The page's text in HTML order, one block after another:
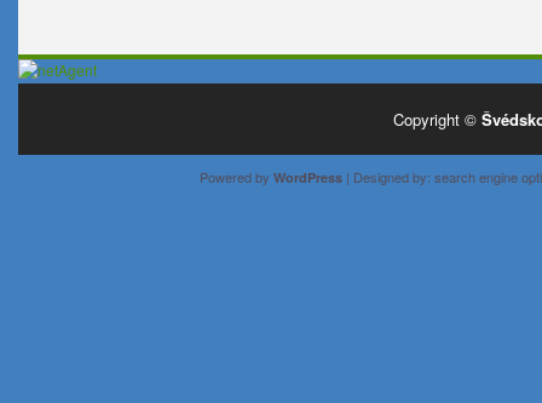
Copyright ©
Powered by WordPress| Designed by: search engine